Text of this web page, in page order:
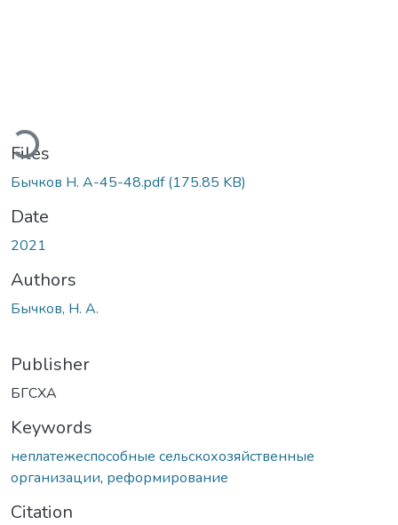
Files
Бычков Н. А-45-48.pdf(175.85 KB)
Date
2021
Authors
Бычков, Н. А.
Publisher
БГСХА
Keywords
неплатежеспособные сельскохозяйственные
организации, реформирование
Citation